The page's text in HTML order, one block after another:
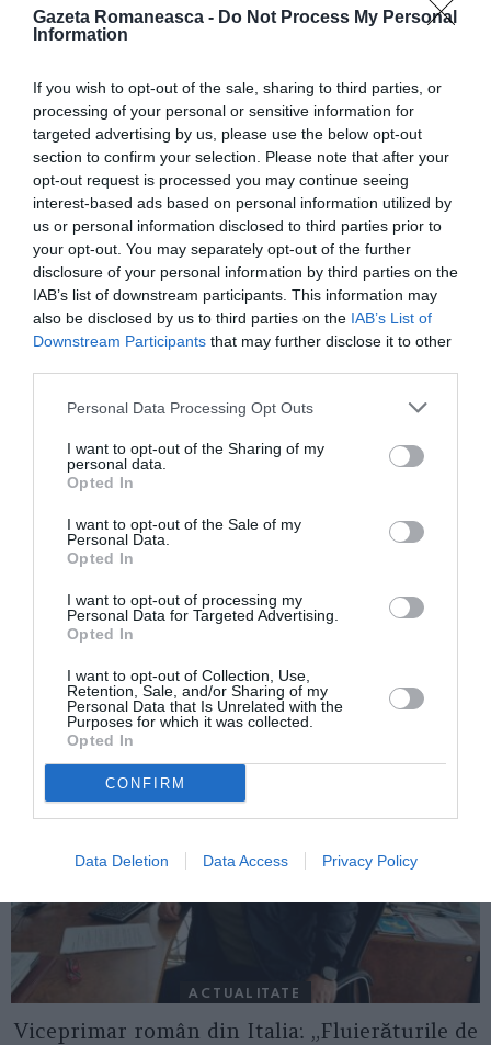
Gazeta Romaneasca - Do Not Process My Personal
Information
If you wish to opt-out of the sale, sharing to third parties, or
processing of your personal or sensitive information for
targeted advertising by us, please use the below opt-out
section to confirm your selection. Please note that after your
opt-out request is processed you may continue seeing
interest-based ads based on personal information utilized by
us or personal information disclosed to third parties prior to
your opt-out. You may separately opt-out of the further
disclosure of your personal information by third parties on the
IAB’s list of downstream participants. This information may
also be disclosed by us to third parties on the IAB’s List of
Downstream Participants that may further disclose it to other
Personal Data Processing Opt Outs
I want to opt-out of the Sharing of my
personal data.
Opted In
I want to opt-out of the Sale of my
Personal Data.
Opted In
I want to opt-out of processing my
Personal Data for Targeted Advertising.
Opted In
I want to opt-out of Collection, Use,
Retention, Sale, and/or Sharing of my
Personal Data that Is Unrelated with the
Purposes for which it was collected.
Opted In
CONFIRM
Data Deletion Data Access Privacy Policy
Nu este adevărat. Nici în afară nu vei fi văzut
Totuşi, dacă au învăţat bine o meserie şi au o rezervă
financiară pusă deoparte, pot să aplice şi la noi în
ţară ceea ce au învăţat afară, iar dacă sunt serioşi,
cu siguranţă vor reuşi în afaceri, aşa cum am reuşit
şi noi. Îi încurajez pe toţi cei care vor să se întoarcă în
ţară”, spune Daniela Măncilă, potrivit Adevărul.
ROMANI IN DIASPORA ROMANI IN ITALIA
Important pentru românii din Italia:
„Cashback” începe pe 8 decembrie, iată
cum puteți obține 150 de euro direct în
cont
Următorul articol
Copiii românilor plecaţi în străinătate revin
în şcolile din România. Cei mai mulţi se
întorc din Italia
AȚI PUTEA DORI DE
ASEMENEA
ACTUALITATE
Viceprimar român din Italia: „Fluierăturile de